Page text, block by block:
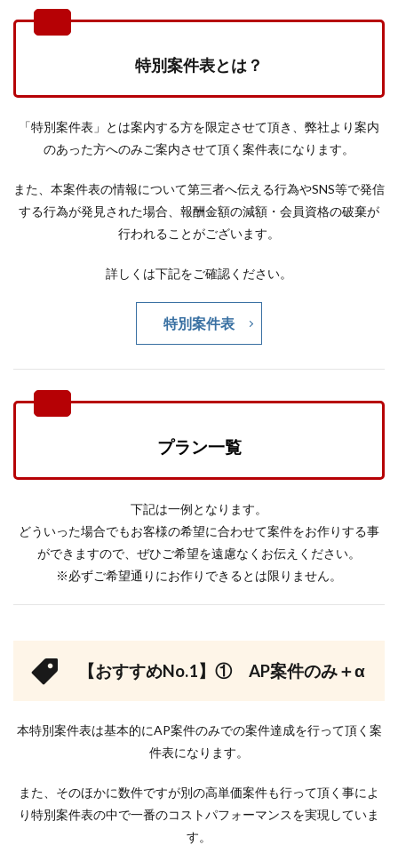
特別案件表とは？
「特別案件表」とは案内する方を限定させて頂き、弊社より案内
のあった方へのみご案内させて頂く案件表になります。
また、本案件表の情報について第三者へ伝える行為やSNS等で発信
する行為が発見された場合、報酬金額の減額・会員資格の破棄が
行われることがございます。
詳しくは下記をご確認ください。
特別案件表
プラン一覧
下記は一例となります。
どういった場合でもお客様の希望に合わせて案件をお作りする事
ができますので、ぜひご希望を遠慮なくお伝えください。
※必ずご希望通りにお作りできるとは限りません。
【おすすめNo.1】① AP案件のみ＋α
本特別案件表は基本的にAP案件のみでの案件達成を行って頂く案
件表になります。
また、そのほかに数件ですが別の高単価案件も行って頂く事によ
り特別案件表の中で一番のコストパフォーマンスを実現していま
す。